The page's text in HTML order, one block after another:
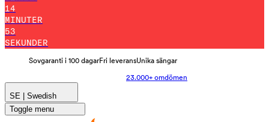
14
MINUTER
43
SEKUNDER
Sovgaranti i 100 dagarFri leveransUnika sängar
23.000+ omdömen
SE | Swedish
Toggle menu